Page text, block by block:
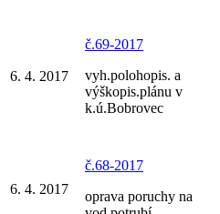
6. 4. 2017
č.69-2017
vyh.polohopis. a
výškopis.plánu v
k.ú.Bobrovec
6. 4. 2017
č.68-2017
oprava poruchy na